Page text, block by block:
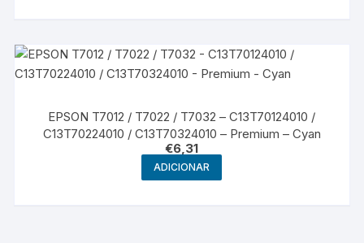
EPSON T7012 / T7022 / T7032 – C13T70124010 /
C13T70224010 / C13T70324010 – Premium – Cyan
€6,31
ADICIONAR